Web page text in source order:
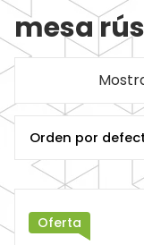
mesa
Oferta